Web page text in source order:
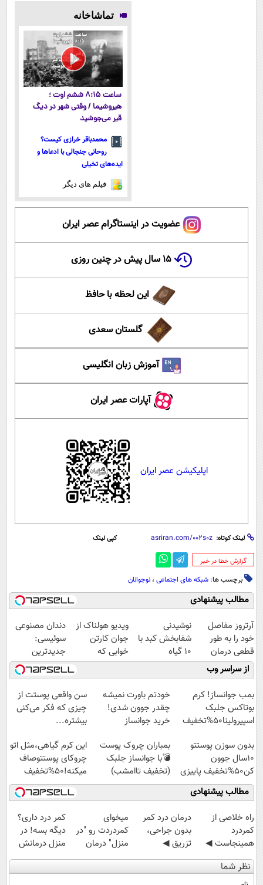
تخفیف سفارش
فوری)
تماشاخانه
ساعت ۸:۱۵ ششم اوت ؛
هیروشیما / وقتی شهر در دیگ
قیر می‌جوشید
محمدباقر خرازی کیست؟
روحانی جنجالی با ادعاها و
ایده‌های تخیلی
فیلم های دیگر
عضویت در اینستاگرام عصر ایران
۱۵ سال پیش در چنین روزی
این لحظه با حافظ
گلستان سعدی
آموزش زبان انگلیسی
آپارات عصر ایران
اپلیکیشن عصر ایران
لینک کوتاه: کپی لینک
‌گزارش خطا در خبر
برچسب ها: شبکه های اجتماعی ، نوجوانان
مطالب پیشنهادی
آرتروز مفاصل
خود را به طور
قطعی درمان
کنید!
◗پرسش‌نامه◖
نوشیدنی
شفابخش کبد با
10 گیاه
موثر(تخفیف تا
امشب)
ویدیو هولناک از
جوان کارتن
خوابی که
میلیاردر شد.
آموزش رایگان
دندان مصنوعی
سوئیسی:
جدیدترین
فناوری اروپا،
سبک و مقاوم |
پرداخت قسطی
از سراسر وب
بمب جوانساز! کرم
بوتاکس جلبک
اسپیرولینا50%تخفیف
خودتم باورت نمیشه
چقدر جوون شدی!
خرید جوانساز
ویژه
سن واقعی پوستت از
چیزی که فکر می‌کنی
بیشتره...
بدون سوزن پوستتو
10سال جوون
کن50%تخفیف پاییزی
بمباران چروک پوست
💣با جوانساز جلبک
(تخفیف تاامشب)
این کرم گیاهی،مثل اتو
چروکای پوستتوصاف
میکنه!50%تخفیف
مطالب پیشنهادی
‌راه خلاصی از
کمردرد
همینجاست ◀
فقط کافیه فرم
رو پر کنی!
درمان درد کمر
بدون جراحی،
تزریق ◀
پرسش‌نامه رو پر
میخوای
کمردردت رو "در
منزل" درمان
کنی؟ (◂فیلم +
کمر درد داری؟
دیگه بسه! در
منزل درمانش
کن
نظر شما